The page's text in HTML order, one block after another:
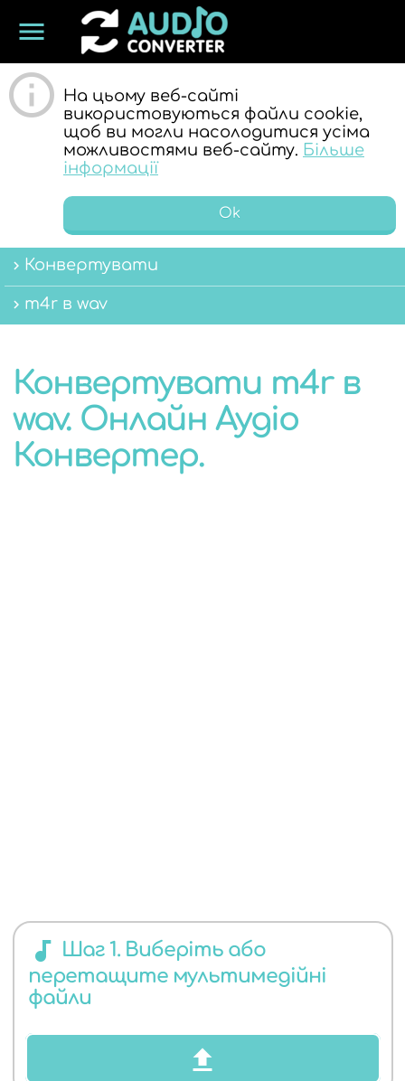
menu
ОНЛАЙН
АУДІО
КОНВЕРТЕР
АУДІО
На цьому веб-сайті
використовуються файли cookie,
щоб ви могли насолодитися усіма
можливостями веб-сайту. Більше
інформації
Ok
Конвертувати
m4r в wav
Конвертувати m4r в
wav. Онлайн Аудіо
Конвертер.
audiotrack Шаг 1. Виберіть або
перетащите мультимедійні
файли